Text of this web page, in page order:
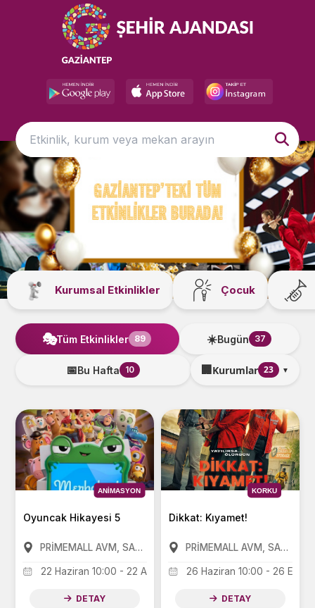
Kurumsal Etkinlikler Çocuk
🎭Tüm Etkinlikler 89 ☀️Bugün 37
📅Bu Hafta 10 🏢Kurumlar 23 ▼
ANIMASYON
Oyuncak Hikayesi 5
PRİMEMALL AVM, SANKO PARK AVM, FORUM AVM
22 Haziran 10:00 - 22 Ağustos 15:00
DETAY
KORKU
Dikkat: Kıyamet!
PRİMEMALL AVM, SANKO PARK AVM, FORUM AVM
26 Haziran 10:00 - 26 Eylül
DETAY